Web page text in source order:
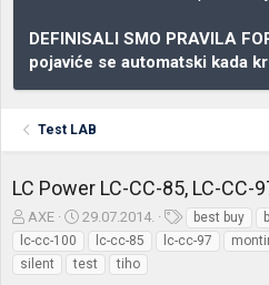
DEFINISALI SMO PRAVILA
pojaviće se automatski kada
Test LAB
LC Power LC-CC-85, LC-CC-
Z
a
č
e
AXE
D
t
u
29.07.2014.
z
n
best buy
lc-cc-100
lc-cc-85 lc-cc-97
silent
test tiho